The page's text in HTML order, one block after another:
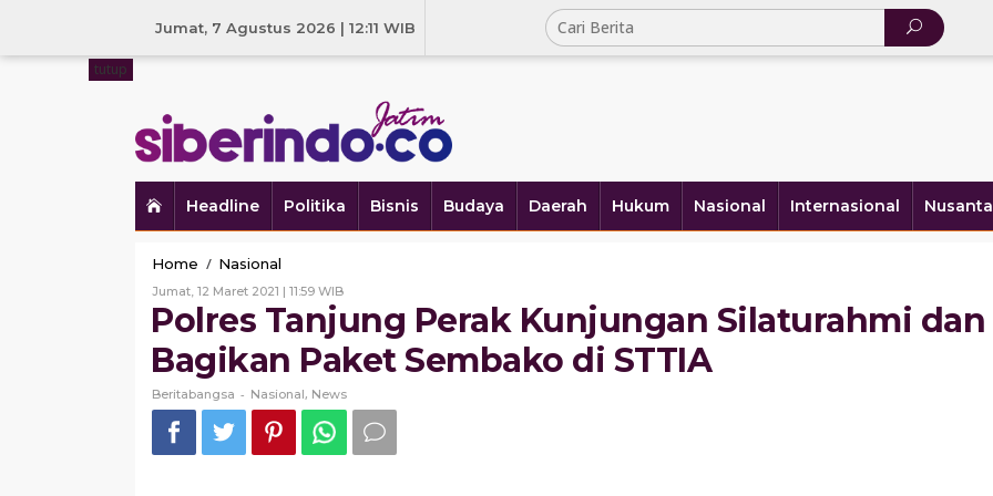
Jumat, 7 Agustus 2026 | 12:11 WIB
Headline Politika Bisnis Budaya Daerah Hukum Nasional Internasional
tutup
Home / Nasional
Tanjung
Perak
Kunjungan
Silaturahmi
dan
Paket
Sembako
di
STTIA
Jumat, 12 Maret 2021 | 11:59 WIBOleh
Beritabangsa
Polres Tanjung Perak Kunjungan Silaturahmi dan
Bagikan Paket Sembako di STTIA
Beritabangsa - Nasional, News